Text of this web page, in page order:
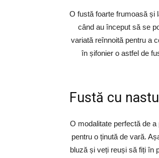
O fustă foarte frumoasă și
când au început să se
variată reînnoită pentru a
în șifonier o astfel de
Fustă cu
O modalitate perfectă de
pentru o ținută de vară.
bluză și veți reuși să fiți în